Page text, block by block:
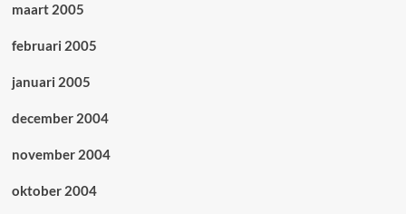
maart 2005
februari 2005
januari 2005
december 2004
november 2004
oktober 2004